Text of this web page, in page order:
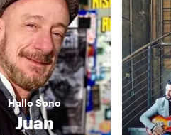
Hallo Sono
Juan